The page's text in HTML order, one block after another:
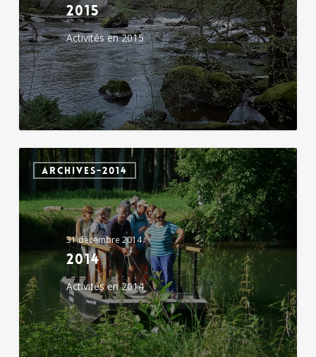
2015
Activités en 2015
2014
ARCHIVES-2014
31 décembre 2014
2014
Activités en 2014